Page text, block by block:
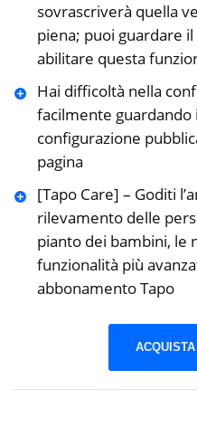
sovrascriverà quella
piena; puoi guardare
abilitare questa
Hai difficoltà nella
facilmente guardando
configurazione
pagina
[Tapo Care] – Goditi
rilevamento delle
pianto dei bambini, le
funzionalità più
abbonamento Tapo